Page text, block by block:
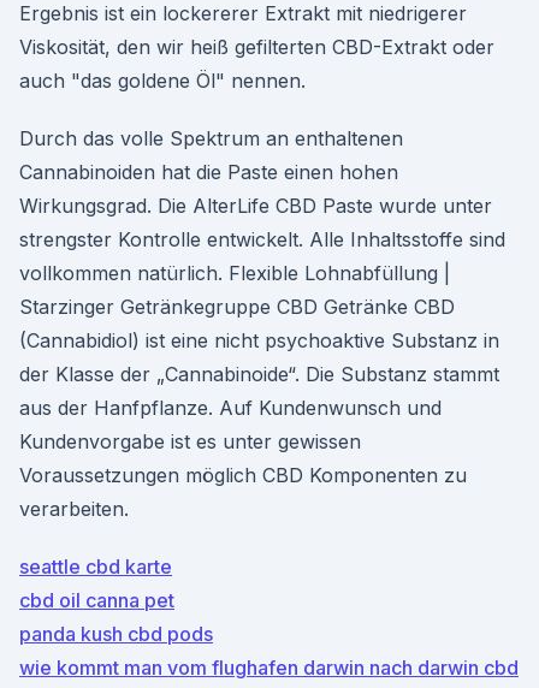
Ergebnis ist ein lockererer Extrakt mit niedrigerer
Viskosität, den wir heiß gefilterten CBD-Extrakt oder
auch "das goldene Öl" nennen.
Durch das volle Spektrum an enthaltenen
Cannabinoiden hat die Paste einen hohen
Wirkungsgrad. Die AlterLife CBD Paste wurde unter
strengster Kontrolle entwickelt. Alle Inhaltsstoffe sind
vollkommen natürlich. Flexible Lohnabfüllung |
Starzinger Getränkegruppe CBD Getränke CBD
(Cannabidiol) ist eine nicht psychoaktive Substanz in
der Klasse der „Cannabinoide“. Die Substanz stammt
aus der Hanfpflanze. Auf Kundenwunsch und
Kundenvorgabe ist es unter gewissen
Voraussetzungen möglich CBD Komponenten zu
verarbeiten.
seattle cbd karte
cbd oil canna pet
panda kush cbd pods
wie kommt man vom flughafen darwin nach darwin cbd